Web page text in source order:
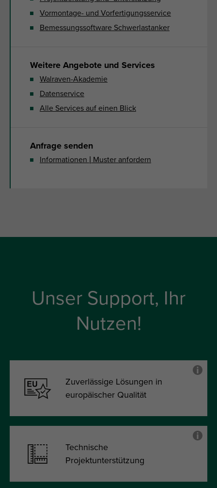
Vormontage- und Vorfertigungsservice
Bemessungssoftware Schwerlastanker
Weitere Angebote und Services
Walraven-Akademie
Datenservice
Alle Services auf einen Blick
Anfrage senden
Informationen | Muster anfordern
Unser Support, Ihr
Nutzen!
Zuverlässige Lösungen in
europäischer Qualität
Technische
Projektunterstützung